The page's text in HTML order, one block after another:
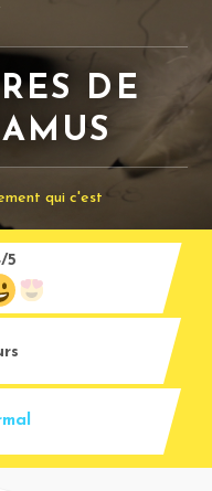
DE
qui c'est
5